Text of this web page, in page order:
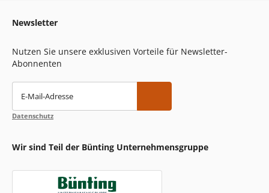
Newsletter
Nutzen Sie unsere exklusiven Vorteile für Newsletter-
Abonnenten
E-Mail-Adresse
Datenschutz
Wir sind Teil der Bünting Unternehmensgruppe